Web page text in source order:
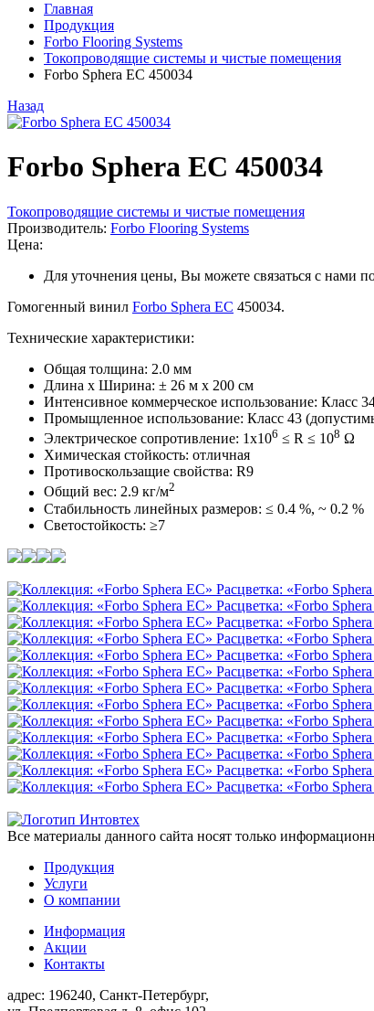
Главная
Продукция
Forbo Flooring Systems
Токопроводящие системы и чистые помещения
Forbo Sphera EC 450034
Назад
Forbo Sphera EC 450034
Токопроводящие системы и чистые помещения
Производитель: Forbo Flooring Systems
Цена:
Для уточнения цены, Вы можете связаться с нами
Гомогенный винил Forbo Sphera EC 450034.
Технические характеристики:
Общая толщина: 2.0 мм
Длина х Ширина: ± 26 м x 200 см
Интенсивное коммерческое использование: Класс
Промыщленное использование: Класс 43
Электрическое сопротивление: 1x106 ≤ R ≤ 108 Ω
Химическая стойкость: отличная
Противоскользащие свойства: R9
Общий вес: 2.9 кг/м2
Стабильность линейных размеров: ≤ 0.4 %, ~ 0.2 %
Светостойкость: ≥7
Все материалы данного сайта носят только
Продукция
Услуги
О компании
Информация
Акции
Контакты
адрес: 196240, Санкт-Петербург,